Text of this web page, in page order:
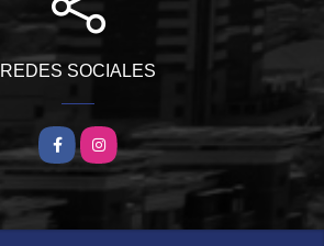
REDES SOCIALES
FacebookInstagram